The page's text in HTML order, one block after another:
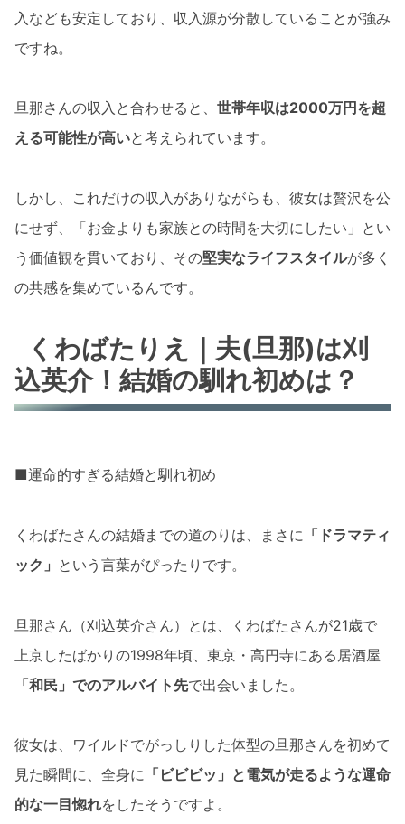
入なども安定しており、収入源が分散していることが強み
ですね。
旦那さんの収入と合わせると、 世帯年収は2000万円を超
える可能性が高いと考えられています。
しかし、これだけの収入がありながらも、彼女は贅沢を公
にせず、「お金よりも家族との時間を大切にしたい」とい
う価値観を貫いており、その堅実なライフスタイルが多く
の共感を集めているんです。
くわばたりえ｜夫(旦那)は刈
込英介！結婚の馴れ初めは？
■運命的すぎる結婚と馴れ初め
くわばたさんの結婚までの道のりは、まさに 「ドラマティ
ック」 という言葉がぴったりです。
旦那さん（刈込英介さん）とは、くわばたさんが21歳で
上京したばかりの1998年頃、東京・高円寺にある居酒屋
「和民」でのアルバイト先で出会いました。
彼女は、ワイルドでがっしりした体型の旦那さんを初めて
見た瞬間に、全身に 「ビビビッ」と電気が走るような運命
的な一目惚れをしたそうですよ。